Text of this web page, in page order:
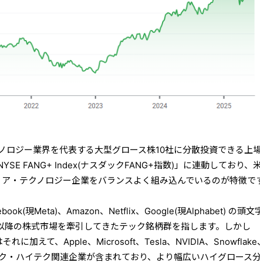
ロジー業界を代表する大型グロース株10社に分散投資できる上
FANG+ Index(ナスダックFANG+指数)」に連動しており、
・テクノロジー企業をバランスよく組み込んでいるのが特徴で
現Meta)、Amazon、Netflix、Google(現Alphabet) の頭文
降の株式市場を牽引してきたテック銘柄群を指します。しかし
それに加えて、Apple、Microsoft、Tesla、NVIDIA、Snowflake
・ハイテク関連企業が含まれており、より幅広いハイグロース